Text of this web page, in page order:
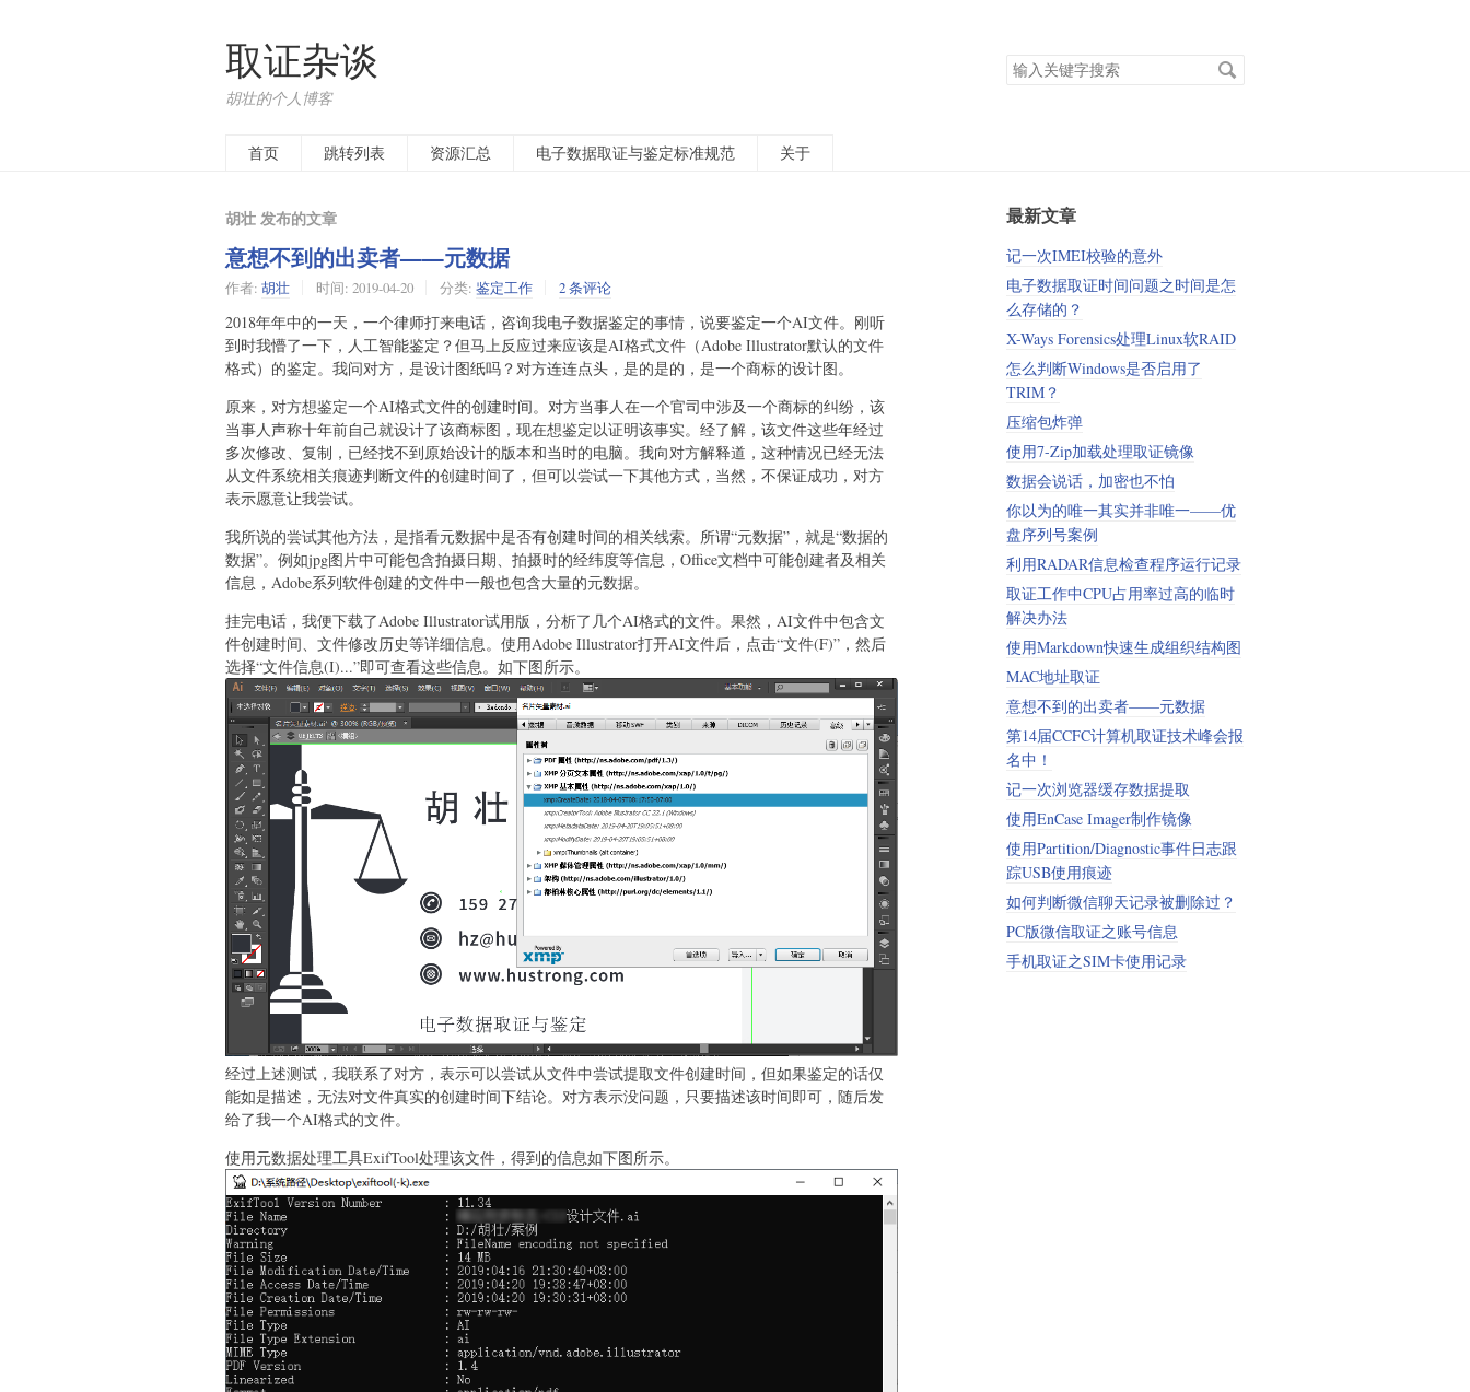
取证杂谈
胡壮的个人博客
搜
索
首页
跳转列表 资源汇总 电子数据取证与鉴定标准规范 关于
胡壮 发布的文章
意想不到的出卖者——元数据
作者: 胡壮 时间: 2019-04-20 分类: 鉴定工作 2 条评论
2018年年中的一天，一个律师打来电话，咨询我电子数据鉴定的事情，说要鉴定一个AI文件。刚听
到时我懵了一下，人工智能鉴定？但马上反应过来应该是AI格式文件（Adobe Illustrator默认的文件
格式）的鉴定。我问对方，是设计图纸吗？对方连连点头，是的是的，是一个商标的设计图。
原来，对方想鉴定一个AI格式文件的创建时间。对方当事人在一个官司中涉及一个商标的纠纷，该
当事人声称十年前自己就设计了该商标图，现在想鉴定以证明该事实。经了解，该文件这些年经过
多次修改、复制，已经找不到原始设计的版本和当时的电脑。我向对方解释道，这种情况已经无法
从文件系统相关痕迹判断文件的创建时间了，但可以尝试一下其他方式，当然，不保证成功，对方
表示愿意让我尝试。
我所说的尝试其他方法，是指看元数据中是否有创建时间的相关线索。所谓“元数据”，就是“数据的
数据”。例如jpg图片中可能包含拍摄日期、拍摄时的经纬度等信息，Office文档中可能创建者及相关
信息，Adobe系列软件创建的文件中一般也包含大量的元数据。
挂完电话，我便下载了Adobe Illustrator试用版，分析了几个AI格式的文件。果然，AI文件中包含文
件创建时间、文件修改历史等详细信息。使用Adobe Illustrator打开AI文件后，点击“文件(F)”，然后
选择“文件信息(I)...”即可查看这些信息。如下图所示。
经过上述测试，我联系了对方，表示可以尝试从文件中尝试提取文件创建时间，但如果鉴定的话仅
能如是描述，无法对文件真实的创建时间下结论。对方表示没问题，只要描述该时间即可，随后发
给了我一个AI格式的文件。
使用元数据处理工具ExifTool处理该文件，得到的信息如下图所示。
最新文章
记一次IMEI校验的意外
电子数据取证时间问题之时间是怎
么存储的？
X-Ways Forensics处理Linux软RAID
怎么判断Windows是否启用了
TRIM？
压缩包炸弹
使用7-Zip加载处理取证镜像
数据会说话，加密也不怕
你以为的唯一其实并非唯一——优
盘序列号案例
利用RADAR信息检查程序运行记录
取证工作中CPU占用率过高的临时
解决办法
使用Markdown快速生成组织结构图
MAC地址取证
意想不到的出卖者——元数据
​第14届CCFC计算机取证技术峰会报
名中！
记一次浏览器缓存数据提取
使用EnCase Imager制作镜像
使用Partition/Diagnostic事件日志跟
踪USB使用痕迹
如何判断微信聊天记录被删除过？
PC版微信取证之账号信息
手机取证之SIM卡使用记录